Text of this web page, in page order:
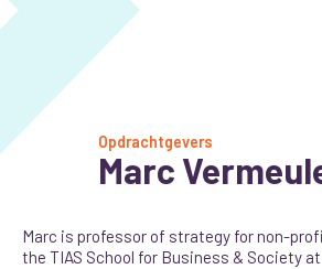
Opdrachtgevers
Marc
Marc is professor of strategy for non-
the TIAS School for Business & Society